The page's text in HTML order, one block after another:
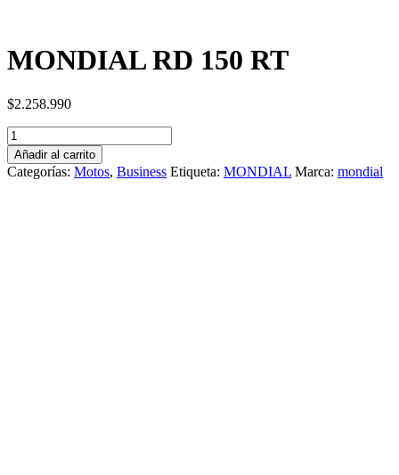
MONDIAL RD 150 RT
$2.258.990
MONDIAL
RD
150
RT
Añadir al carrito
Categorías: Motos, Business Etiqueta: MONDIAL Marca: mondial